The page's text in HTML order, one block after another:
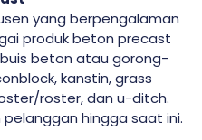
yang berpengalaman
produk beton precast
beton atau gorong-
kanstin, grass
roster, dan u-ditch.
hingga saat ini.